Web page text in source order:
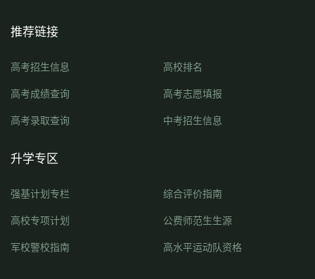
推荐链接
高考招生信息 高校排名
高考成绩查询 高考志愿填报
高考录取查询 中考招生信息
升学专区
强基计划专栏 综合评价指南
高校专项计划 公费师范生生源
军校警校指南 高水平运动队资格